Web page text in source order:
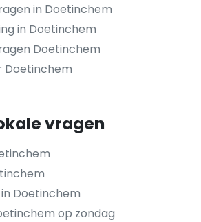
in Doetinchem
in Doetinchem
Doetinchem
Doetinchem
vragen
Doetinchem
op zondag